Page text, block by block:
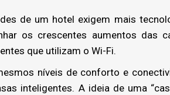
de um hotel exigem mais
os crescentes aumentos das
que utilizam o Wi-Fi.
níveis de conforto e
inteligentes. A ideia de uma